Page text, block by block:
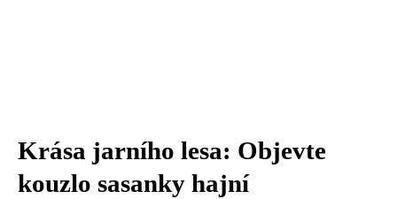
Krása jarního lesa: Objevte
kouzlo sasanky hajní